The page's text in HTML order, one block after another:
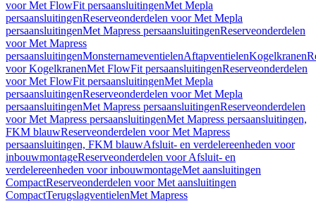
voor Met FlowFit persaansluitingenMet Mepla
persaansluitingenReserveonderdelen voor Met Mepla
persaansluitingenMet Mapress persaansluitingenReserveonderdelen
voor Met Mapress
persaansluitingenMonsternameventielenAftapventielenKogelkranen
voor KogelkranenMet FlowFit persaansluitingenReserveonderdelen
voor Met FlowFit persaansluitingenMet Mepla
persaansluitingenReserveonderdelen voor Met Mepla
persaansluitingenMet Mapress persaansluitingenReserveonderdelen
voor Met Mapress persaansluitingenMet Mapress persaansluitingen,
FKM blauwReserveonderdelen voor Met Mapress
persaansluitingen, FKM blauwAfsluit- en verdelereenheden voor
inbouwmontageReserveonderdelen voor Afsluit- en
verdelereenheden voor inbouwmontageMet aansluitingen
CompactReserveonderdelen voor Met aansluitingen
CompactTerugslagventielenMet Mapress